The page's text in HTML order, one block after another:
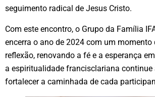
seguimento radical de Jesus Cristo.
Com este encontro, o Grupo da Família
encerra o ano de 2024 com um momento
reflexão, renovando a fé e a esperança
a espiritualidade francisclariana continue
fortalecer a caminhada de cada